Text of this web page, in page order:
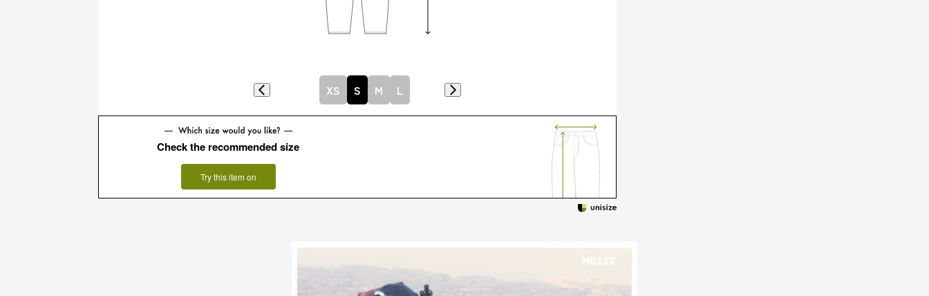
XS S M L
Check the recommended size
Try this item on